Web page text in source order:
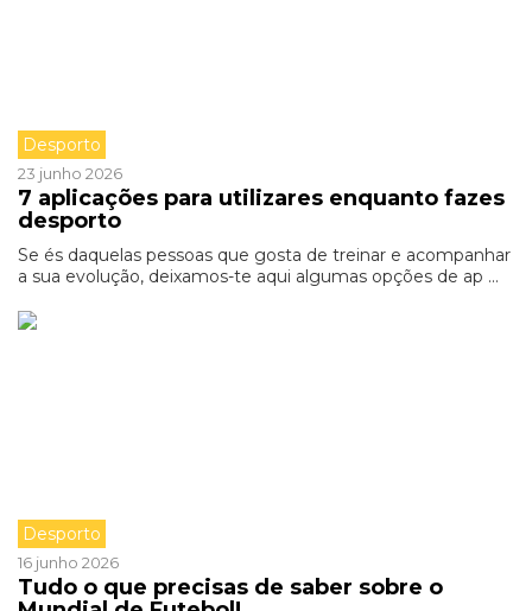
Desporto
23 junho 2026
7 aplicações para utilizares enquanto fazes
desporto
Se és daquelas pessoas que gosta de treinar e acompanhar
a sua evolução, deixamos-te aqui algumas opções de ap ...
Desporto
16 junho 2026
Tudo o que precisas de saber sobre o